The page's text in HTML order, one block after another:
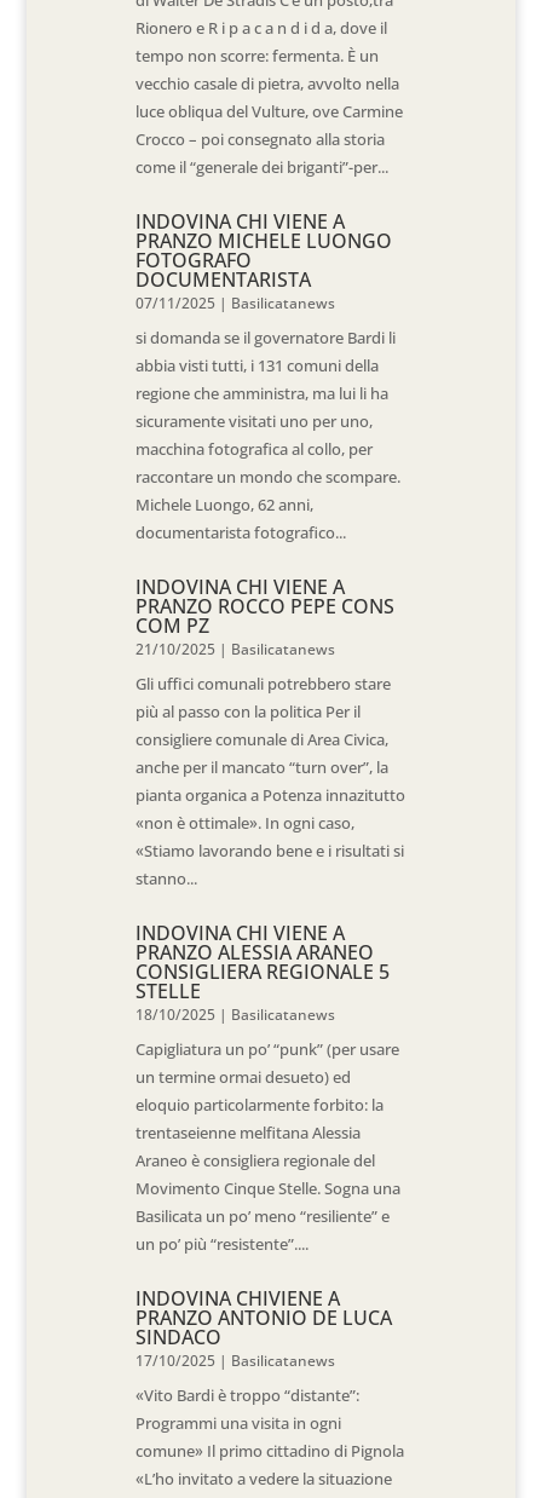
Rionero e R i p a c a n d i d a, dove il
tempo non scorre: fermenta. È un
vecchio casale di pietra, avvolto nella
luce obliqua del Vulture, ove Carmine
Crocco – poi consegnato alla storia
come il “generale dei briganti”-per...
INDOVINA CHI VIENE A
PRANZO MICHELE LUONGO
FOTOGRAFO
DOCUMENTARISTA
07/11/2025 | Basilicatanews
si domanda se il governatore Bardi li
abbia visti tutti, i 131 comuni della
regione che amministra, ma lui li ha
sicuramente visitati uno per uno,
macchina fotografica al collo, per
raccontare un mondo che scompare.
Michele Luongo, 62 anni,
documentarista fotografico...
INDOVINA CHI VIENE A
PRANZO ROCCO PEPE CONS
COM PZ
21/10/2025 | Basilicatanews
Gli uffici comunali potrebbero stare
più al passo con la politica Per il
consigliere comunale di Area Civica,
anche per il mancato “turn over”, la
pianta organica a Potenza innazitutto
«non è ottimale». In ogni caso,
«Stiamo lavorando bene e i risultati si
stanno...
INDOVINA CHI VIENE A
PRANZO ALESSIA ARANEO
CONSIGLIERA REGIONALE 5
STELLE
18/10/2025 | Basilicatanews
Capigliatura un po’ “punk” (per usare
un termine ormai desueto) ed
eloquio particolarmente forbito: la
trentaseienne melfitana Alessia
Araneo è consigliera regionale del
Movimento Cinque Stelle. Sogna una
Basilicata un po’ meno “resiliente” e
un po’ più “resistente”....
INDOVINA CHIVIENE A
PRANZO ANTONIO DE LUCA
SINDACO
17/10/2025 | Basilicatanews
«Vito Bardi è troppo “distante”:
Programmi una visita in ogni
comune» Il primo cittadino di Pignola
«L’ho invitato a vedere la situazione